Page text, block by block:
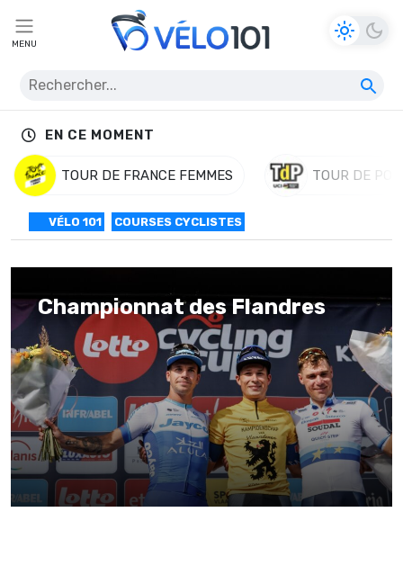
MENU
EN CE MOMENT
TOUR DE FRANCE FEMMES TOUR DE
VÉLO 101 COURSES CYCLISTES
Championnat des Flandres